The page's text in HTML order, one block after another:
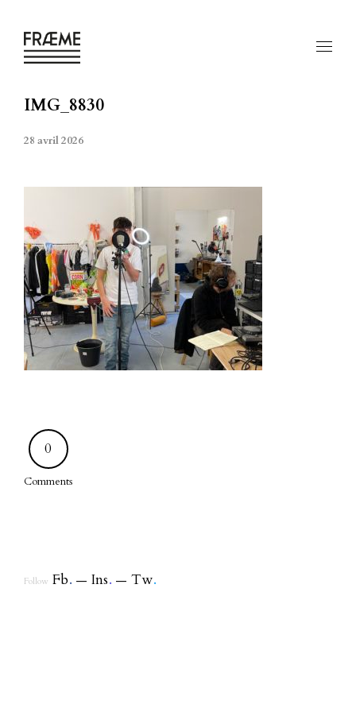
IMG_8830
28 avril 2026
0
Comments
Follow Fb. Ins. Tw.